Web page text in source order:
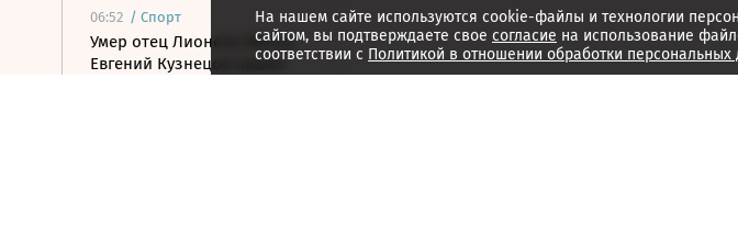
06:52 / Спорт
Умер отец Лионеля Месси,
Евгений Кузнецов нашел
На нашем сайте используются cookie-файлы и технологии
сайтом, вы подтверждаете свое согласие на использование
соответствии с Политикой в отношении обработки персональных